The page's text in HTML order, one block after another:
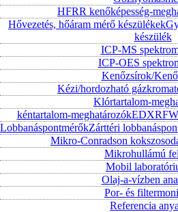
HFRR kenőképesség-
Hővezetés, hőáram mérő készülékek
készülék
ICP-MS
ICP-OES
Kenőzsírok/
Kézi/hordozható
Klórtartalom-
kéntartalom-meghatározókEDXRF
LobbanáspontmérőkZárttéri
Mikro-Conradson
Mikrohullámú
Mobil
Olaj-a-vízben
Por- és
Referencia